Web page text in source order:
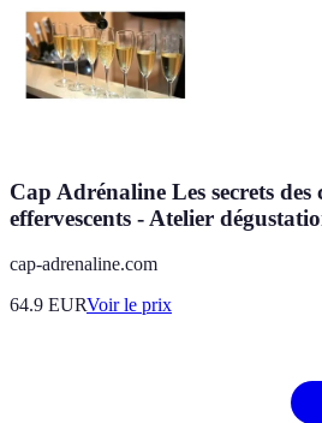
Cap Adrénaline Les secrets des
effervescents - Atelier
cap-adrenaline.com
64.9 EURVoir le prix